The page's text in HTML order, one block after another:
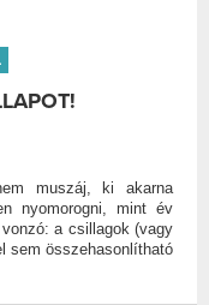
muszáj, ki akarna
nyomorogni, mint év
a csillagok (vagy
sem összehasonlítható